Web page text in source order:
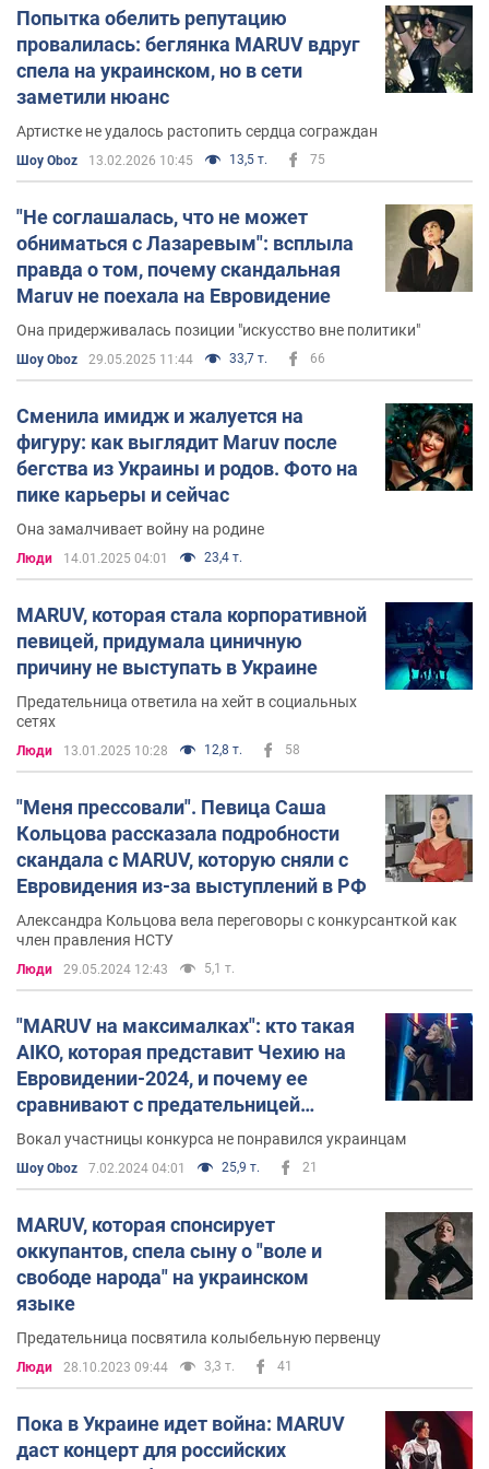
Лучшие песни MARUV
По мнению как слушателей, так и критиков, а также
разнообразных украинских и зарубежных хит-парадов,
лучшими песнями MARUV являются:
"Focus on me".
"Drunk groove".
"Eti".
"Looking for you".
Скандал на Евровидение
В 2019-м году, после того как певица Tayanna
отказалась участвовать вНациональном отборе на
Евровидение-2019,её место решила занять MARUV.
Однако, после победы в Национальном отборе, у
MARUV начались проблемы, связанные с тем, что она
гастролировала в России со своими концертами.
Кроме того, MARUV не смогла прямо назватьвойну на
Донбассероссийской агрессией, уходя от вопросов
журналистов.
Следует также отметить, что правообладателем песни
"Siren Song
выступать на Евровидении, является
звукозаписывающая компания из Российской
Федерации, "Warner Music Russia".
Учитывая все это, Национальная общественная
телерадиокомпания Украины (она же НОТУ) отказала
MARUV в праве участвовать в
Евровидении
Вскоре после этого исполнители, занявшие вторые и
третьи места в Нацотборе, также отказались
представлять свою страну на песенном конкурсе, в
результате чегоУкраина в Евровидении 2019-го
года участия не принимает.
Вскоре после этого, несмотря на свои заявления,
концерт в Москве
неделю состоялся иконцерт MARUV в Санкт-
Петербурге.
Танці з зірками
MARUV стала участницей нового сезона шоу
"Танці з
зірками"
Попытка обелить репутацию
провалилась: беглянка MARUV вдруг
спела на украинском, но в сети
заметили нюанс
Артистке не удалось растопить сердца сограждан
Шоу Oboz 13.02.2026 10:45 13,5 т. 75
"Не соглашалась, что не может
обниматься с Лазаревым": всплыла
правда о том, почему скандальная
Maruv не поехала на Евровидение
Она придерживалась позиции "искусство вне политики"
Шоу Oboz 29.05.2025 11:44 33,7 т. 66
Сменила имидж и жалуется на
фигуру: как выглядит Maruv после
бегства из Украины и родов. Фото на
пике карьеры и сейчас
Она замалчивает войну на родине
Люди 14.01.2025 04:01 23,4 т.
MARUV, которая стала корпоративной
певицей, придумала циничную
причину не выступать в Украине
Предательница ответила на хейт в социальных
сетях
Люди 13.01.2025 10:28 12,8 т. 58
"Меня прессовали". Певица Саша
Кольцова рассказала подробности
скандала с MARUV, которую сняли с
Евровидения из-за выступлений в РФ
Александра Кольцова вела переговоры с конкурсанткой как
член правления НСТУ
Люди 29.05.2024 12:43 5,1 т.
"MARUV на максималках": кто такая
AIKO, которая представит Чехию на
Евровидении-2024, и почему ее
сравнивают с предательницей
Украины
Вокал участницы конкурса не понравился украинцам
Шоу Oboz 7.02.2024 04:01 25,9 т. 21
MARUV, которая спонсирует
оккупантов, спела сыну о "воле и
свободе народа" на украинском
языке
Предательница посвятила колыбельную первенцу
Люди 28.10.2023 09:44 3,3 т. 41
Пока в Украине идет война: MARUV
даст концерт для российских